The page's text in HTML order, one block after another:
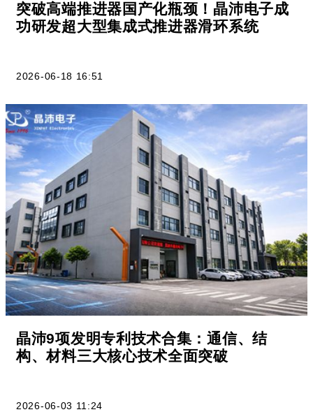
突破高端推进器国产化瓶颈！晶沛电子成
功研发超大型集成式推进器滑环系统
2026-06-18 16:51
晶沛9项发明专利技术合集：通信、结
构、材料三大核心技术全面突破
2026-06-03 11:24